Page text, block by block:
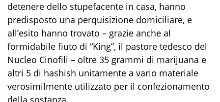
detenere dello stupefacente in casa, hanno
predisposto una perquisizione domiciliare, e
all’esito hanno trovato – grazie anche al
formidabile fiuto di “King”, il pastore tedesco del
Nucleo Cinofili – oltre 35 grammi di marijuana e
altri 5 di hashish unitamente a vario materiale
verosimilmente utilizzato per il confezionamento
della sostanza.